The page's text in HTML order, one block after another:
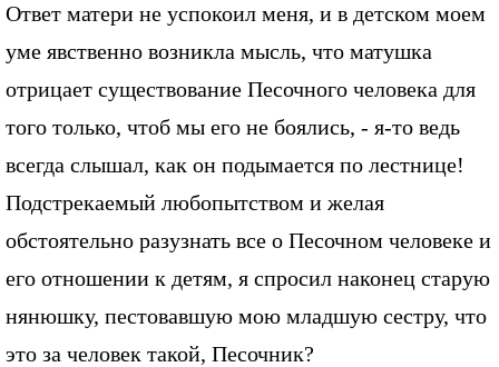
Ответ матери не успокоил меня, и в детском моем
уме явственно возникла мысль, что матушка
отрицает существование Песочного человека для
того только, чтоб мы его не боялись, - я-то ведь
всегда слышал, как он подымается по лестнице!
Подстрекаемый любопытством и желая
обстоятельно разузнать все о Песочном человеке и
его отношении к детям, я спросил наконец старую
нянюшку, пестовавшую мою младшую сестру, что
это за человек такой, Песочник?